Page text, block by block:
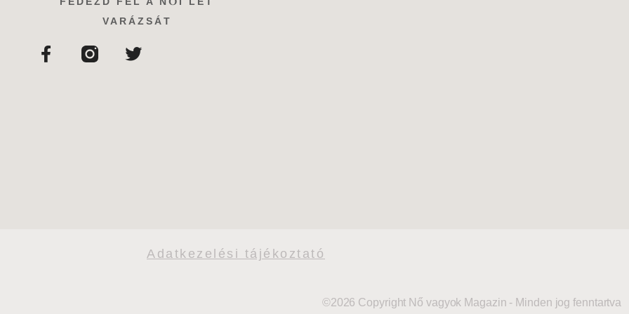
VARÁZSÁT
Adatkezelési tájékoztató
©2026 Copyright Nő vagyok Magazin - Minden jog fenntartva